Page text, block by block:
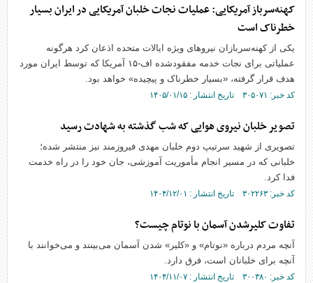
کهنه‌سرباز آمریکایی: عملیات نجات خلبان آمریکایی در ایران بسیار
خطرناک است
یکی از کهنه‌سربازان نیرو‌های ویژه ایالات متحده اذعان کرد هرگونه
عملیاتی برای نجات خدمه مفقودشده اف-۱۵ آمریکا که توسط ایران مورد
هدف قرار گرفته، «بسیار خطرناک و پیچیده» خواهد بود.
کد خبر: ۳۰۵۰۷۱ تاریخ انتشار : ۱۴۰۵/۰۱/۱۵
تصویر خلبان نیروی هوایی که شب گذشته به شهادت رسید
تصویری از شهید سرتیپ دوم خلبان مهدی فیروزمند نیز منتشر شده؛
خلبانی که در مسیر انجام مأموریت آموزشی، جان خود را در راه خدمت
فدا کرد.
کد خبر: ۳۰۲۲۶۳ تاریخ انتشار : ۱۴۰۴/۱۲/۰۱
تفاوت کلیرشدن آسمان با نوتام چیست؟
آنچه مردم درباره «نوتام» و «کلیر» شدن آسمان می‌بینند و می‌خوانند با
آنچه برای خلبانان است، فرق دارد.
کد خبر: ۳۰۰۳۸۰ تاریخ انتشار : ۱۴۰۴/۱۱/۰۷